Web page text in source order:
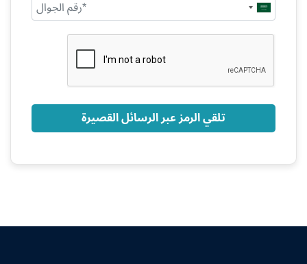
Saudi
Arabia
تلقي الرمز عبر الرسائل القصيرة